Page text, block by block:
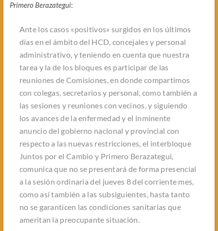
Primero Berazategui:
Ante los casos «positivos» surgidos en los últimos
días en el ámbito del HCD, concejales y personal
administrativo, y teniendo en cuenta que nuestra
tarea y la de los bloques es participar de las
reuniones de Comisiones, en donde compartimos
con colegas, secretarios y personal, como también a
las sesiones y reuniones con vecinos, y siguiendo
los avances de la enfermedad y el inminente
anuncio del gobierno nacional y provincial con
respecto a las nuevas restricciones, el interbloque
Juntos por el Cambio y Primero Berazategui,
comunica que no se presentará de forma presencial
a la sesión ordinaria del jueves 8 del corriente mes,
como así también a las subsiguientes, hasta tanto
no se garanticen las condiciones sanitarias que
ameritan la preocupante situación.